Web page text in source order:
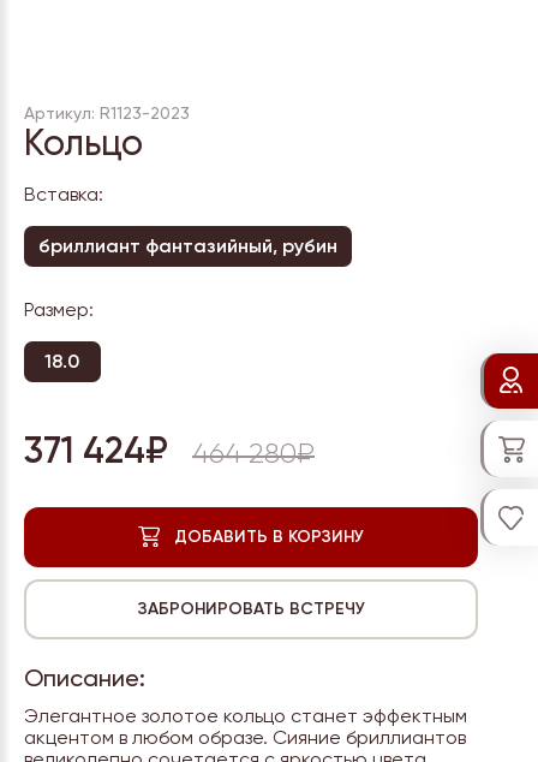
Артикул: R1123-2023
Кольцо
Вставка:
бриллиант фантазийный, рубин
Размер:
18.0
371 424₽ 464 280₽
Описание:
Элегантное золотое кольцо станет эффектным
акцентом в любом образе. Сияние бриллиантов